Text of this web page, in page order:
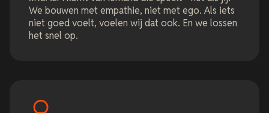
We bouwen met empathie, niet met ego. Als iets
niet goed voelt, voelen wij dat ook. En we lossen
het snel op.